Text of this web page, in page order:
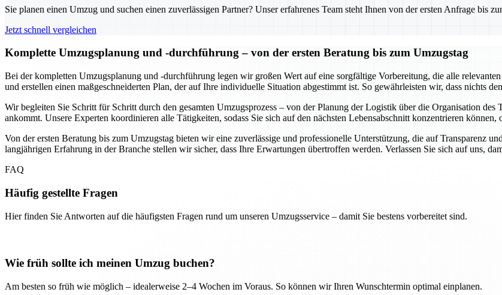
Sie planen einen Umzug und suchen einen zuverlässigen Partner? Unser erfahrenes Team steht Ihnen von der ersten Anfrage bis
Jetzt schnell vergleichen
Komplette Umzugsplanung und -durchführung – von der ersten Beratung bis zum Umzugstag
Bei der kompletten Umzugsplanung und -durchführung legen wir großen Wert auf eine sorgfältige Vorbereitung, die alle
und erstellen einen maßgeschneiderten Plan, der auf Ihre individuelle Situation abgestimmt ist. So gewährleisten wir, dass nichts
Wir begleiten Sie Schritt für Schritt durch den gesamten Umzugsprozess – von der Planung der Logistik über die Organisation
ankommt. Unsere Experten koordinieren alle Tätigkeiten, sodass Sie sich auf den nächsten Lebensabschnitt konzentrieren können,
Von der ersten Beratung bis zum Umzugstag bieten wir eine zuverlässige und professionelle Unterstützung, die auf Transparenz
langjährigen Erfahrung in der Branche stellen wir sicher, dass Ihre Erwartungen übertroffen werden. Verlassen Sie sich auf uns,
FAQ
Häufig gestellte Fragen
Hier finden Sie Antworten auf die häufigsten Fragen rund um unseren Umzugsservice – damit Sie bestens vorbereitet sind.
Wie früh sollte ich meinen Umzug buchen?
Am besten so früh wie möglich – idealerweise 2–4 Wochen im Voraus. So können wir Ihren Wunschtermin optimal einplanen.